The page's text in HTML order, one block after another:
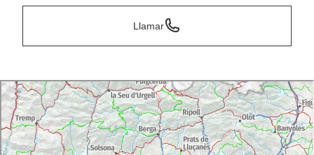
Llamar